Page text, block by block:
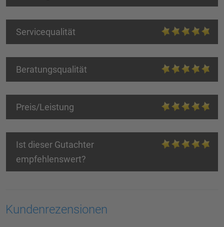
Servicequalität
Beratungsqualität
Preis/Leistung
Ist dieser Gutachter
empfehlenswert?
Kundenrezensionen